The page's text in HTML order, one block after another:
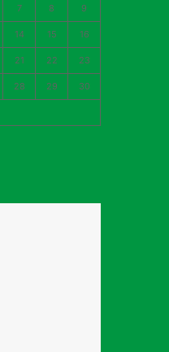
7 8 9
14 15 16
21 22 23
28 29 30